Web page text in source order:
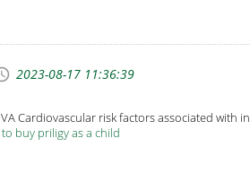
2023-08-17 11:36:39
Cardiovascular risk factors associated with
buy priligy as a child